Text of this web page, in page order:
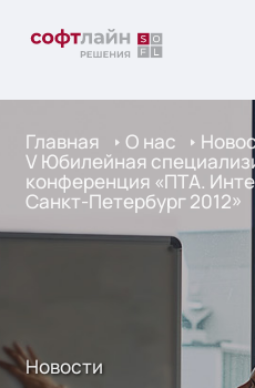
Главная О нас
V Юбилейная
конференция «ПТА.
Санкт-Петербург 2012»
Новости